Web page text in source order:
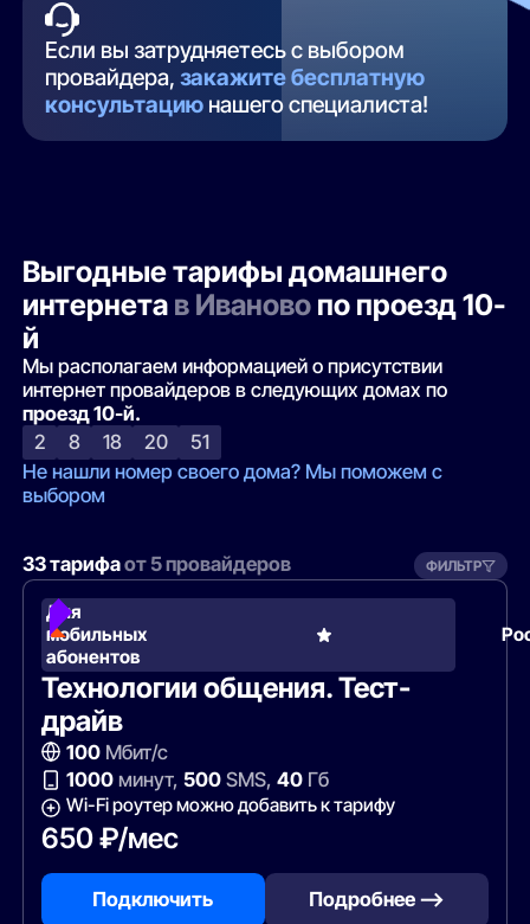
Если вы затрудняетесь с выбором
провайдера,закажите бесплатную
консультацию нашего специалиста!
Выгодные тарифы домашнего
интернета в Иваново по проезд 10-
й
Мы располагаем информацией о присутствии
интернет провайдеров в следующих домах по
проезд 10-й.
2
8 18 20
51
Не нашли номер своего дома? Мы поможем с
выбором
33 тарифаот 5 провайдеров ФИЛЬТР
Для
мобильных
абонентов
Технологии общения. Тест-
драйв
100Мбит/с
1000минут, 500SMS, 40Гб
Wi-Fi роутер можно добавить к тарифу
650 ₽/мес
Подключить Подробнее —>